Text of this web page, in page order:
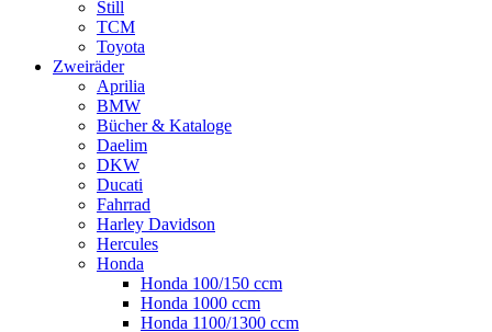
Still
TCM
Toyota
Zweiräder
Aprilia
BMW
Bücher & Kataloge
Daelim
DKW
Ducati
Fahrrad
Harley Davidson
Hercules
Honda
Honda 100/150 ccm
Honda 1000 ccm
Honda 1100/1300 ccm